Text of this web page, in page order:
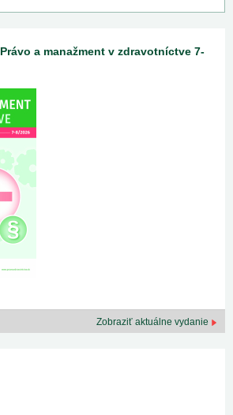
Právo a manažment v zdravotníctve 7-
Zobraziť aktuálne vydanie